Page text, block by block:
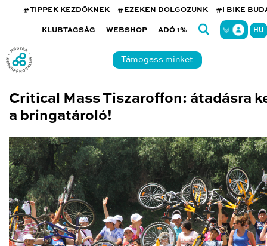
#TIPPEK KEZDŐKNEK #EZEKEN DOLGOZUNK #I BIKE
KLUBTAGSÁG WEBSHOP ADÓ 1% HU
Támogass minket
Critical Mass Tiszaroffon: átadásra
a bringatároló!